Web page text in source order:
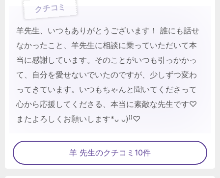
クチコミ
羊先生、いつもありがとうございます！ 誰にも話せ
なかったこと、羊先生に相談に乗っていただいて本
当に感謝しています。そのことがいつも引っかかっ
て、自分を愛せないでいたのですが、少しずつ変わ
ってきています。いつもちゃんと聞いてくださって
心から応援してくださる、本当に素敵な先生です♡
またよろしくお願いします*ᴗ ᴗ)⁾⁾♡
羊 先生のクチコミ10件